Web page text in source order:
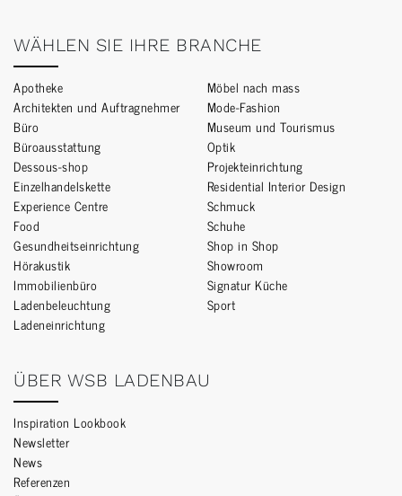
WÄHLEN SIE IHRE BRANCHE
Apotheke
Architekten und Auftragnehmer
Büro
Büroausstattung
Dessous-shop
Einzelhandelskette
Experience Centre
Food
Gesundheitseinrichtung
Hörakustik
Immobilienbüro
Ladenbeleuchtung
Ladeneinrichtung
Möbel nach mass
Mode-Fashion
Museum und Tourismus
Optik
Projekteinrichtung
Residential Interior Design
Schmuck
Schuhe
Shop in Shop
Showroom
Signatur Küche
Sport
ÜBER WSB LADENBAU
Inspiration Lookbook
Newsletter
News
Referenzen